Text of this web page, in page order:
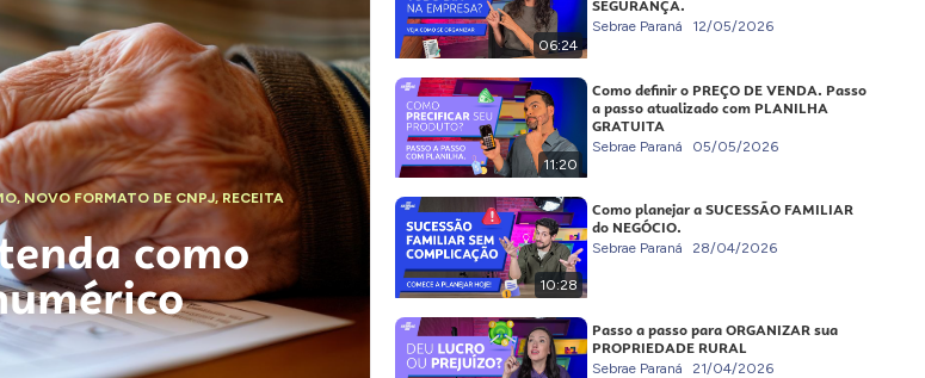
,NOVO FORMATO DE CNPJ,RECEITA
como
06:24
SEGURANÇA.
Sebrae Paraná 12/05/2026
11:20
Como definir o PREÇO DE VENDA. Passo
a passo atualizado com PLANILHA
GRATUITA
Sebrae Paraná 05/05/2026
10:28
Como planejar a SUCESSÃO FAMILIAR
do NEGÓCIO.
Sebrae Paraná 28/04/2026
Passo a passo para ORGANIZAR sua
PROPRIEDADE RURAL
Sebrae Paraná 21/04/2026